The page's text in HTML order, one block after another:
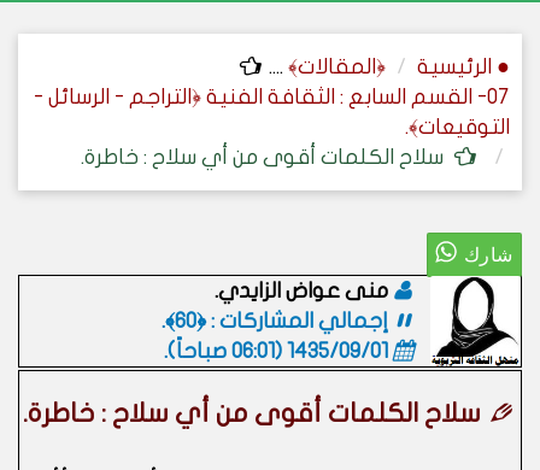
● الرئيسية ﴿المقالات﴾ ....
07- القسم السابع : الثقافة الفنية ﴿التراجم - الرسائل -
التوقيعات﴾.
سلاح الكلمات أقوى من أي سلاح : خاطرة.
منى عواض الزايدي.
إجمالي المشاركات : ﴿60﴾.
1435/09/01 (06:01 صباحاً)
.
سلاح الكلمات أقوى من أي سلاح : خاطرة.